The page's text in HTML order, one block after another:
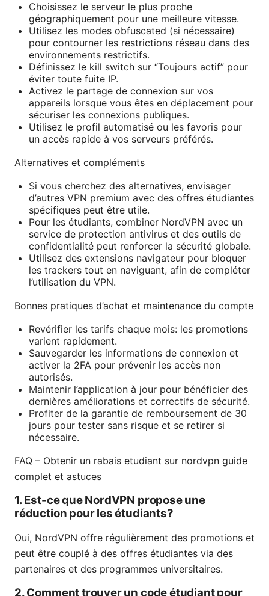
Choisissez le serveur le plus proche
géographiquement pour une meilleure vitesse.
Utilisez les modes obfuscated (si nécessaire)
pour contourner les restrictions réseau dans des
environnements restrictifs.
Définissez le kill switch sur “Toujours actif” pour
éviter toute fuite IP.
Activez le partage de connexion sur vos
appareils lorsque vous êtes en déplacement pour
sécuriser les connexions publiques.
Utilisez le profil automatisé ou les favoris pour
un accès rapide à vos serveurs préférés.
Alternatives et compléments
Si vous cherchez des alternatives, envisager
d’autres VPN premium avec des offres étudiantes
spécifiques peut être utile.
Pour les étudiants, combiner NordVPN avec un
service de protection antivirus et des outils de
confidentialité peut renforcer la sécurité globale.
Utilisez des extensions navigateur pour bloquer
les trackers tout en naviguant, afin de compléter
l’utilisation du VPN.
Bonnes pratiques d’achat et maintenance du compte
Revérifier les tarifs chaque mois: les promotions
varient rapidement.
Sauvegarder les informations de connexion et
activer la 2FA pour prévenir les accès non
autorisés.
Maintenir l’application à jour pour bénéficier des
dernières améliorations et correctifs de sécurité.
Profiter de la garantie de remboursement de 30
jours pour tester sans risque et se retirer si
nécessaire.
FAQ – Obtenir un rabais etudiant sur nordvpn guide
complet et astuces
1. Est-ce que NordVPN propose une
réduction pour les étudiants?
Oui, NordVPN offre régulièrement des promotions et
peut être couplé à des offres étudiantes via des
partenaires et des programmes universitaires.
2. Comment trouver un code étudiant pour